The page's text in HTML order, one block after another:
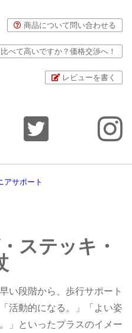
商品について問い合わせる
べて高いですか？価格交渉へ！
レビューを書く
アサポート
ステッキ・
い段階から、歩行サポート
活動的になる。」「よい姿
」といったプラスのイメー